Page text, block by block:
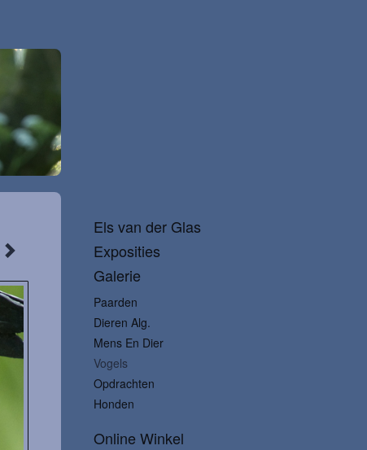
Els van der Glas
Exposities
Galerie
Paarden
Dieren Alg.
Mens En Dier
Vogels
Opdrachten
Honden
Online Winkel